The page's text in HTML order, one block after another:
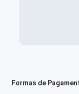
Formas de